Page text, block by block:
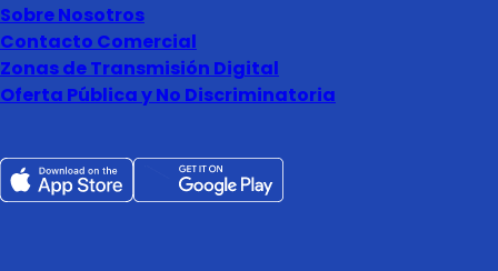
Sobre Nosotros
Contacto Comercial
Zonas de Transmisión Digital
Oferta Pública y No Discriminatoria